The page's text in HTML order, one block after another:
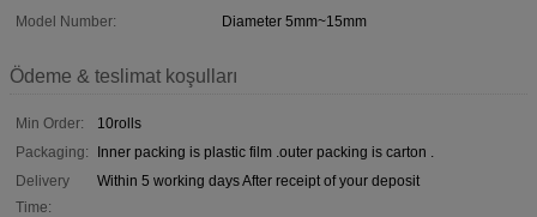
Model Number:
Diameter 5mm~15mm
Ödeme & teslimat koşulları
Min Order:
10rolls
Packaging:
Inner packing is plastic film .outer packing is carton .
Delivery
Time:
Within 5 working days After receipt of your deposit